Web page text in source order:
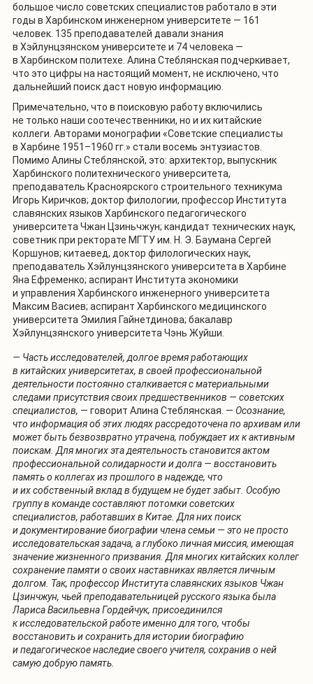
большое число советских специалистов работало в эти
годы в Харбинском инженерном университете — 161
человек. 135 преподавателей давали знания
в Хэйлунцзянском университете и 74 человека —
в Харбинском политехе. Алина Стеблянская подчеркивает,
что это цифры на настоящий момент, не исключено, что
дальнейший поиск даст новую информацию.
Примечательно, что в поисковую работу включились
не только наши соотечественники, но и их китайские
коллеги. Авторами монографии «Советские специалисты
в Харбине 1951–1960 гг.» стали восемь энтузиастов.
Помимо Алины Стеблянской, это: архитектор, выпускник
Харбинского политехнического университета,
преподаватель Красноярского строительного техникума
Игорь Киричков; доктор филологии, профессор Института
славянских языков Харбинского педагогического
университета Чжан Цзиньчжун; кандидат технических наук,
советник при ректорате МГТУ им. Н. Э. Баумана Сергей
Коршунов; китаевед, доктор филологических наук,
преподаватель Хэйлунцзянского университета в Харбине
Яна Ефременко; аспирант Института экономики
и управления Харбинского инженерного университета
Максим Васиев; аспирант Харбинского медицинского
университета Эмилия Гайнетдинова; бакалавр
Хэйлунцзянского университета Чэнь Жуйши.
— Часть исследователей, долгое время работающих
в китайских университетах, в своей профессиональной
деятельности постоянно сталкивается с материальными
следами присутствия своих предшественников — советских
специалистов, — говорит Алина Стеблянская. — Осознание,
что информация об этих людях рассредоточена по архивам или
может быть безвозвратно утрачена, побуждает их к активным
поискам. Для многих эта деятельность становится актом
профессиональной солидарности и долга — восстановить
память о коллегах из прошлого в надежде, что
и их собственный вклад в будущем не будет забыт. Особую
группу в команде составляют потомки советских
специалистов, работавших в Китае. Для них поиск
и документирование биографии члена семьи — это не просто
исследовательская задача, а глубоко личная миссия, имеющая
значение жизненного призвания. Для многих китайских коллег
сохранение памяти о своих наставниках является личным
долгом. Так, профессор Института славянских языков Чжан
Цзинчжун, чьей преподавательницей русского языка была
Лариса Васильевна Гордейчук, присоединился
к исследовательской работе именно для того, чтобы
восстановить и сохранить для истории биографию
и педагогическое наследие своего учителя, сохранив о ней
самую добрую память.